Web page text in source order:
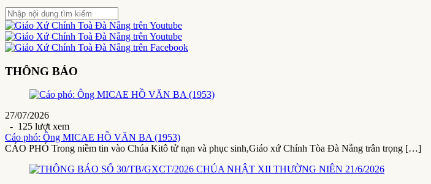
THÔNG BÁO
27/07/2026
- 125 lượt xem
Cáo phó: Ông MICAE HỒ VĂN BA (1953)
CÁO PHÓ Trong niềm tin vào Chúa Kitô tử nạn và phục sinh,Giáo xứ Chính Tòa Đà Nẵng trân trọng […]